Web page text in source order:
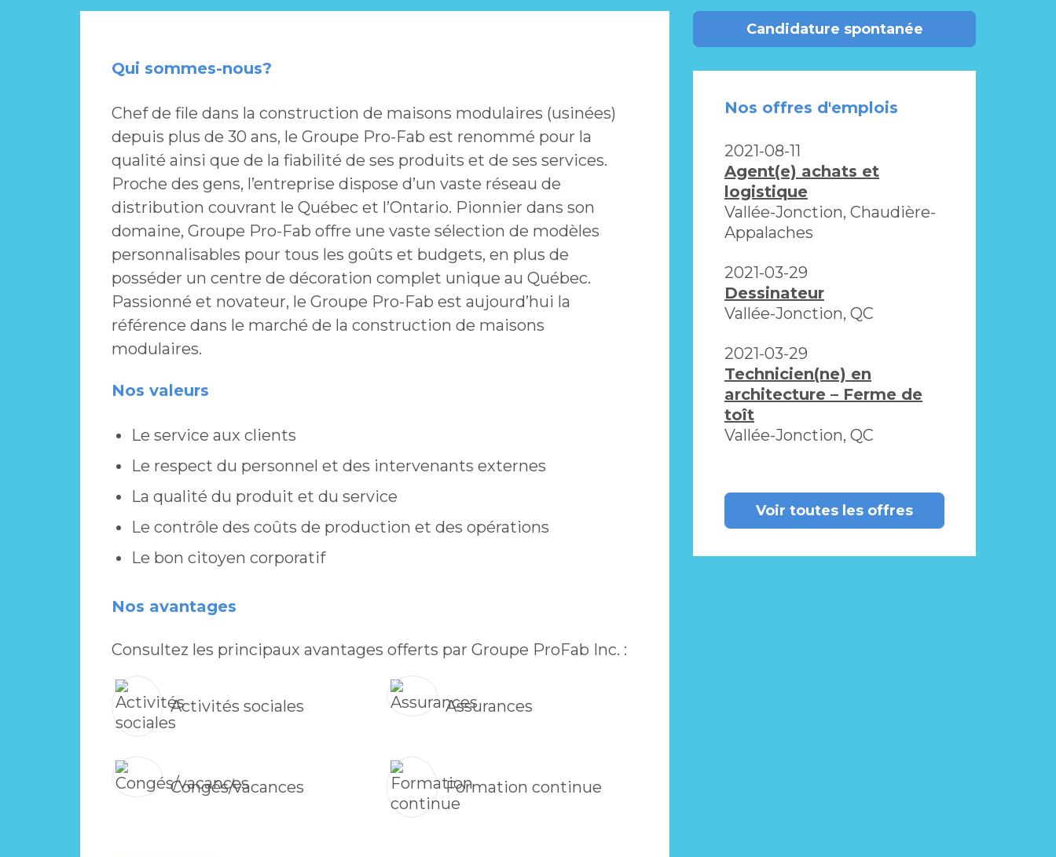
Qui sommes-nous?
Chef de file dans la construction de maisons modulaires (usinées)
depuis plus de 30 ans, le Groupe Pro-Fab est renommé pour la
qualité ainsi que de la fiabilité de ses produits et de ses services.
Proche des gens, l’entreprise dispose d’un vaste réseau de
distribution couvrant le Québec et l’Ontario. Pionnier dans son
domaine, Groupe Pro-Fab offre une vaste sélection de modèles
personnalisables pour tous les goûts et budgets, en plus de
posséder un centre de décoration complet unique au Québec.
Passionné et novateur, le Groupe Pro-Fab est aujourd’hui la
référence dans le marché de la construction de maisons
modulaires.
Nos valeurs
Le service aux clients
Le respect du personnel et des intervenants externes
La qualité du produit et du service
Le contrôle des coûts de production et des opérations
Le bon citoyen corporatif
Nos avantages
Consultez les principaux avantages offerts par Groupe ProFab Inc. :
Activités sociales Assurances
Congés/vacances Formation continue
Candidature spontanée
Nos offres d'emplois
2021-08-11
Agent(e) achats et
logistique
Vallée-Jonction, Chaudière-
Appalaches
2021-03-29
Dessinateur
Vallée-Jonction, QC
2021-03-29
Technicien(ne) en
architecture – Ferme de
toît
Vallée-Jonction, QC
Voir toutes les offres